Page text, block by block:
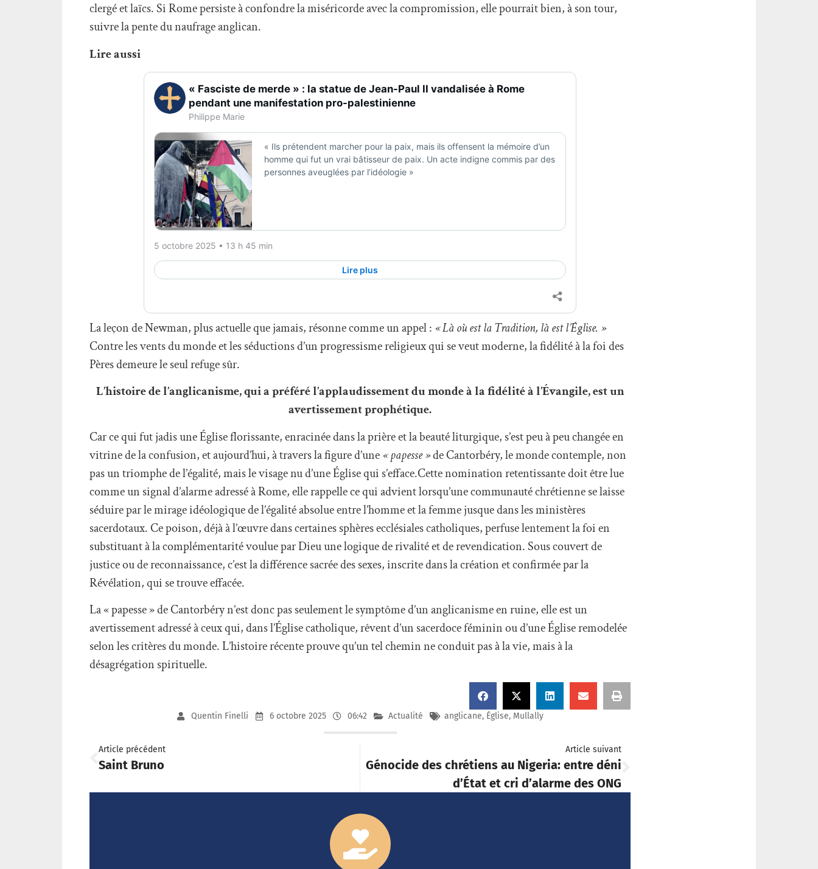
clergé et laïcs. Si Rome persiste à confondre la miséricorde avec la compromission, elle pourrait bien, à son tour,
suivre la pente du naufrage anglican.
Lire aussi
La leçon de Newman, plus actuelle que jamais, résonne comme un appel : « Là où est la Tradition, là est l’Église. »
Contre les vents du monde et les séductions d’un progressisme religieux qui se veut moderne, la fidélité à la foi des
Pères demeure le seul refuge sûr.
L’histoire de l’anglicanisme, qui a préféré l’applaudissement du monde à la fidélité à l’Évangile, est un
avertissement prophétique.
Car ce qui fut jadis une Église florissante, enracinée dans la prière et la beauté liturgique, s’est peu à peu changée en
vitrine de la confusion, et aujourd’hui, à travers la figure d’une« papesse »de Cantorbéry, le monde contemple, non
pas un triomphe de l’égalité, mais le visage nu d’une Église qui s’efface.Cette nomination retentissante doit être lue
comme un signal d’alarme adressé à Rome, elle rappelle ce qui advient lorsqu’une communauté chrétienne se laisse
séduire par le mirage idéologique de l’égalité absolue entre l’homme et la femme jusque dans les ministères
sacerdotaux. Ce poison, déjà à l’œuvre dans certaines sphères ecclésiales catholiques, perfuse lentement la foi en
substituant à la complémentarité voulue par Dieu une logique de rivalité et de revendication. Sous couvert de
justice ou de reconnaissance, c’est la différence sacrée des sexes, inscrite dans la création et confirmée par la
Révélation, qui se trouve effacée.
La « papesse » de Cantorbéry n’est donc pas seulement le symptôme d’un anglicanisme en ruine, elle est un
avertissement adressé à ceux qui, dans l’Église catholique, rêvent d’un sacerdoce féminin ou d’une Église remodelée
selon les critères du monde. L’histoire récente prouve qu’un tel chemin ne conduit pas à la vie, mais à la
désagrégation spirituelle.
Quentin Finelli 6 octobre 2025 06:42 Actualité anglicane, Église, Mullally
Article précédent
Saint Bruno
Article suivant
Génocide des chrétiens au Nigeria: entre déni
d’État et cri d’alarme des ONG